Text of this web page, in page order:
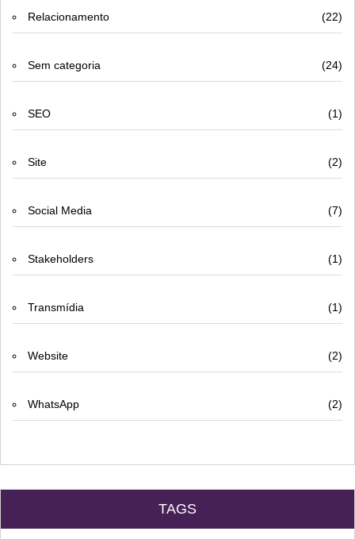
Relacionamento (22)
Sem categoria (24)
SEO (1)
Site (2)
Social Media (7)
Stakeholders (1)
Transmídia (1)
Website (2)
WhatsApp (2)
TAGS